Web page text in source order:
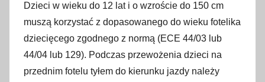
Dzieci w wieku do 12 lat i o wzroście do 150 cm
muszą korzystać z dopasowanego do wieku fotelika
dziecięcego zgodnego z normą (ECE 44/03 lub
44/04 lub 129). Podczas przewożenia dzieci na
przednim fotelu tyłem do kierunku jazdy należy